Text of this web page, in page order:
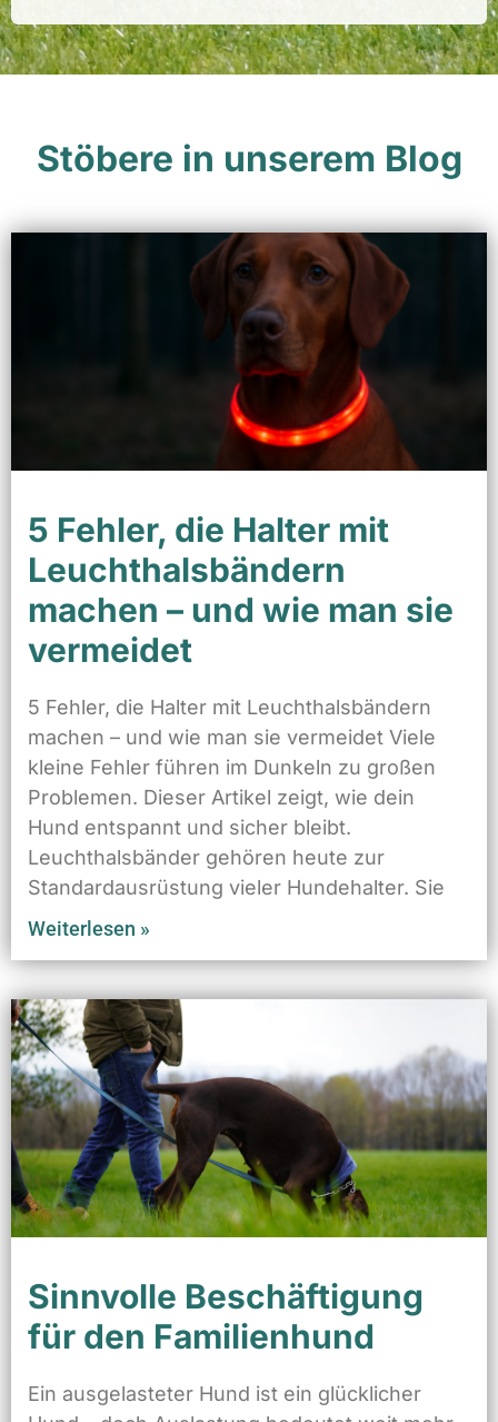
Stöbere in unserem Blog
5 Fehler, die Halter mit
Leuchthalsbändern
machen – und wie man sie
vermeidet
5 Fehler, die Halter mit Leuchthalsbändern
machen – und wie man sie vermeidet Viele
kleine Fehler führen im Dunkeln zu großen
Problemen. Dieser Artikel zeigt, wie dein
Hund entspannt und sicher bleibt.
Leuchthalsbänder gehören heute zur
Standardausrüstung vieler Hundehalter. Sie
Weiterlesen »
Sinnvolle Beschäftigung
für den Familienhund
Ein ausgelasteter Hund ist ein glücklicher